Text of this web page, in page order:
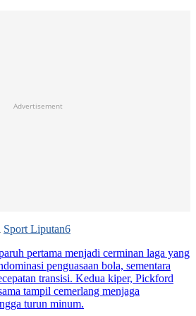
Advertisement
Sport Liputan6
pertama menjadi cerminan laga yang
penguasaan bola, sementara
transisi. Kedua kiper, Pickford
tampil cemerlang menjaga
turun minum.